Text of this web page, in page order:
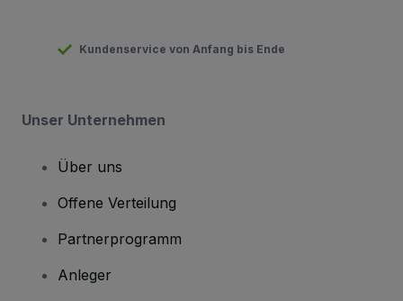
Kundenservice von Anfang bis Ende
Unser Unternehmen
Über uns
Offene Verteilung
Partnerprogramm
Anleger